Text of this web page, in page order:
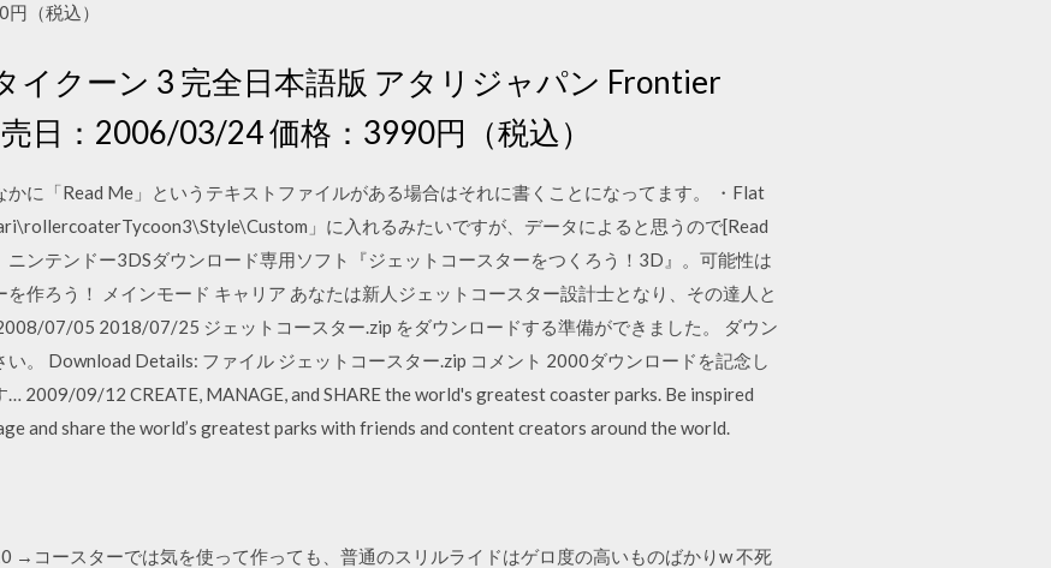
（税込）
イクーン 3 完全日本語版 アタリジャパン Frontier
日：2006/03/24 価格：3990円（税込）
に「Read Me」というテキストファイルがある場合はそれに書くことになってます。 ・Flat
」に入れるみたいですが、データによると思うので[Read
ンテンドー3DSダウンロード専用ソフト『ジェットコースターをつくろう！3D』。可能性は
を作ろう！ メインモード キャリア あなたは新人ジェットコースター設計士となり、その達人と
07/05 2018/07/25 ジェットコースター.zip をダウンロードする準備ができました。 ダウン
。 Download Details: ファイル ジェットコースター.zip コメント 2000ダウンロードを記念し
2009/09/12 CREATE, MANAGE, and SHARE the world's greatest coaster parks. Be inspired
and share the world’s greatest parks with friends and content creators around the world.
ースターでは気を使って作っても、普通のスリルライドはゲロ度の高いものばかりw 不死